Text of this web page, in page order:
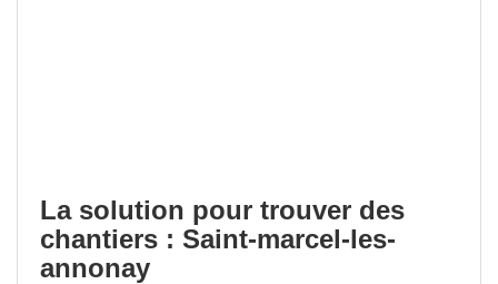
La solution pour trouver des
chantiers : Saint-marcel-les-
annonay